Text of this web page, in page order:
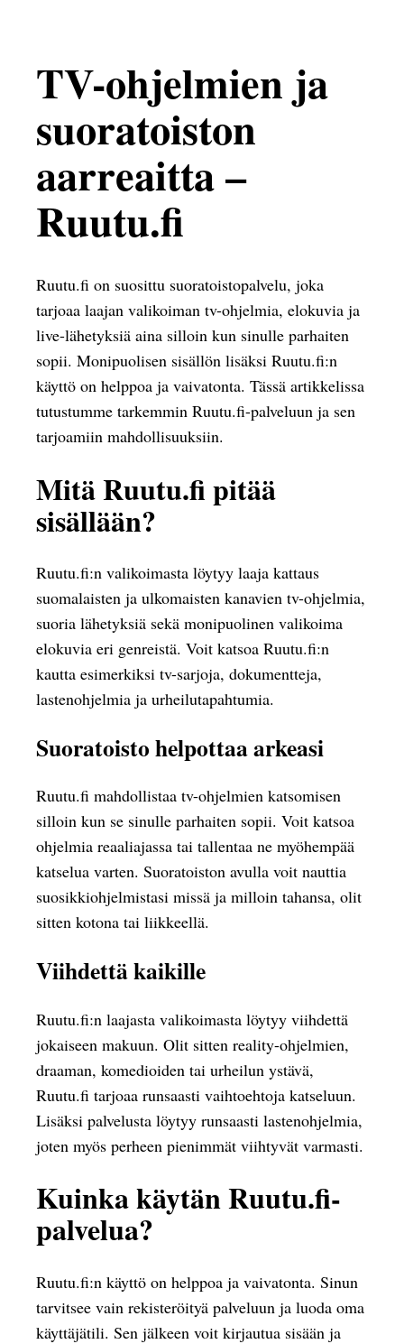
TV-ohjelmien ja
suoratoiston
aarreaitta –
Ruutu.fi
Ruutu.fi on suosittu suoratoistopalvelu, joka
tarjoaa laajan valikoiman tv-ohjelmia, elokuvia ja
live-lähetyksiä aina silloin kun sinulle parhaiten
sopii. Monipuolisen sisällön lisäksi Ruutu.fi:n
käyttö on helppoa ja vaivatonta. Tässä artikkelissa
tutustumme tarkemmin Ruutu.fi-palveluun ja sen
tarjoamiin mahdollisuuksiin.
Mitä Ruutu.fi pitää
sisällään?
Ruutu.fi:n valikoimasta löytyy laaja kattaus
suomalaisten ja ulkomaisten kanavien tv-ohjelmia,
suoria lähetyksiä sekä monipuolinen valikoima
elokuvia eri genreistä. Voit katsoa Ruutu.fi:n
kautta esimerkiksi tv-sarjoja, dokumentteja,
lastenohjelmia ja urheilutapahtumia.
Suoratoisto helpottaa arkeasi
Ruutu.fi mahdollistaa tv-ohjelmien katsomisen
silloin kun se sinulle parhaiten sopii. Voit katsoa
ohjelmia reaaliajassa tai tallentaa ne myöhempää
katselua varten. Suoratoiston avulla voit nauttia
suosikkiohjelmistasi missä ja milloin tahansa, olit
sitten kotona tai liikkeellä.
Viihdettä kaikille
Ruutu.fi:n laajasta valikoimasta löytyy viihdettä
jokaiseen makuun. Olit sitten reality-ohjelmien,
draaman, komedioiden tai urheilun ystävä,
Ruutu.fi tarjoaa runsaasti vaihtoehtoja katseluun.
Lisäksi palvelusta löytyy runsaasti lastenohjelmia,
joten myös perheen pienimmät viihtyvät varmasti.
Kuinka käytän Ruutu.fi-
palvelua?
Ruutu.fi:n käyttö on helppoa ja vaivatonta. Sinun
tarvitsee vain rekisteröityä palveluun ja luoda oma
käyttäjätili. Sen jälkeen voit kirjautua sisään ja